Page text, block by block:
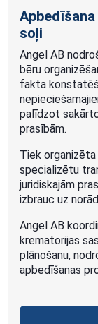
soļi
Angel AB
bēru
fakta
palīdzot
prasībām.
Tiek
specializētu
juridiskajām
izbrauc uz
Angel AB
krematorijas
plānošanu,
apbedīšanas